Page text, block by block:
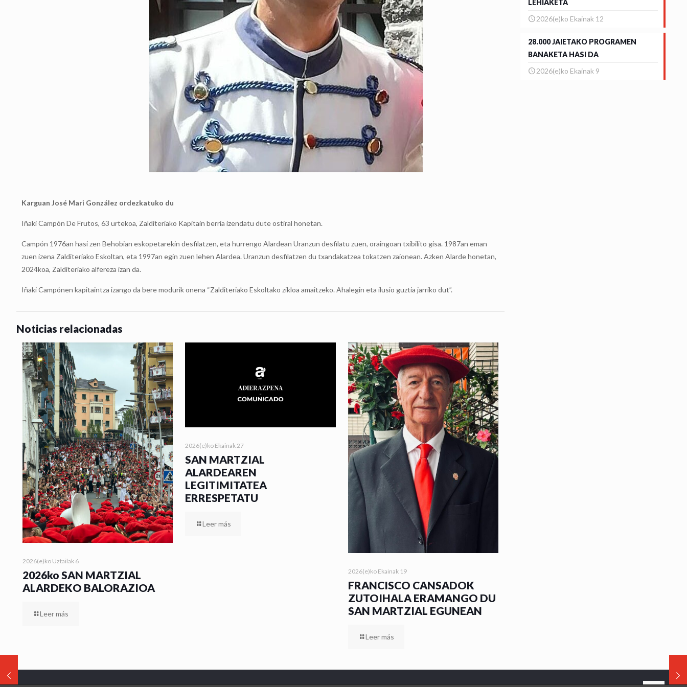
Karguan José Mari González ordezkatuko du
Iñaki Campón De Frutos, 63 urtekoa, Zalditeriako Kapitain berria izendatu dute ostiral honetan.
Campón 1976an hasi zen Behobian eskopetarekin desfilatzen, eta hurrengo Alardean Uranzun desfilatu zuen, oraingoan txibilito gisa. 1987an eman
zuen izena Zalditeriako Eskoltan, eta 1997an egin zuen lehen Alardea. Uranzun desfilatzen du txandakatzea tokatzen zaionean. Azken Alarde honetan,
2024koa, Zalditeriako alfereza izan da.
Iñaki Campónen kapitaintza izango da bere modurik onena “Zalditeriako Eskoltako zikloa amaitzeko. Ahalegin eta ilusio guztia jarriko dut”.
Noticias relacionadas
2026(e)ko Uztailak 6
2026ko SAN MARTZIAL
ALARDEKO BALORAZIOA
Leer más
2026(e)ko Ekainak 27
SAN MARTZIAL
ALARDEAREN
LEGITIMITATEA
ERRESPETATU
Leer más
2026(e)ko Ekainak 19
FRANCISCO CANSADOK
ZUTOIHALA ERAMANGO DU
SAN MARTZIAL EGUNEAN
Leer más
LEHIAKETA
2026(e)ko Ekainak 12
28.000 JAIETAKO PROGRAMEN
BANAKETA HASI DA
2026(e)ko Ekainak 9